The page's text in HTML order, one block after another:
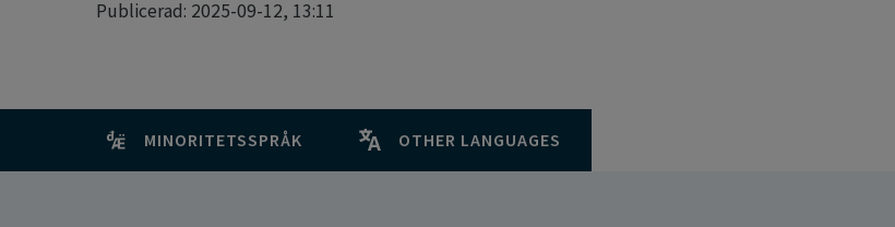
Publicerad: 2025-09-12, 13:11
MINORITETSSPRÅK OTHER LANGUAGES